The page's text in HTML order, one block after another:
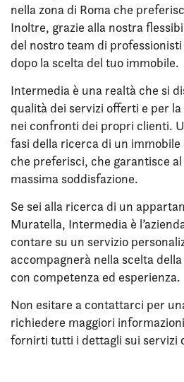
nella zona di Roma che
Inoltre, grazie alla nostra
del nostro team di
dopo la scelta del tuo immobile.
Intermedia è una realtà che si
qualità dei servizi offerti e per
nei confronti dei propri clienti.
fasi della ricerca di un immobile
che preferisci, che garantisce
massima soddisfazione.
Se sei alla ricerca di un
Muratella, Intermedia è
contare su un servizio
accompagnerà nella scelta
con competenza ed esperienza.
Non esitare a contattarci per
richiedere maggiori
fornirti tutti i dettagli sui servizi